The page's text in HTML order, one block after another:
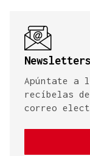
Apúntate a
recíbelas
correo